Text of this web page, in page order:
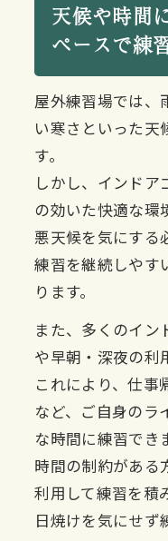
天候や時間
ペースで練
屋外練習場では、
い寒さといった天
す。
しかし、インドア
の効いた快適な環
悪天候を気にする
練習を継続しやす
ります。
また、多くのイン
や早朝・深夜の利
これにより、仕事
など、ご自身のラ
な時間に練習でき
時間の制約がある
利用して練習を積
日焼けを気にせず